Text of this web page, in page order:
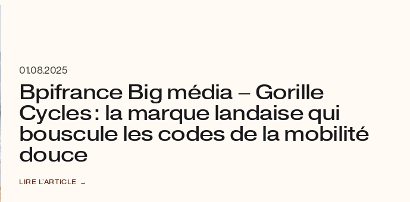
01.08.2025
Bpifrance Big média – Gorille
Cycles : la marque landaise qui
bouscule les codes de la mobilité
douce
LIRE L'ARTICLE